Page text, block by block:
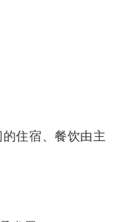
住宿、餐饮由主